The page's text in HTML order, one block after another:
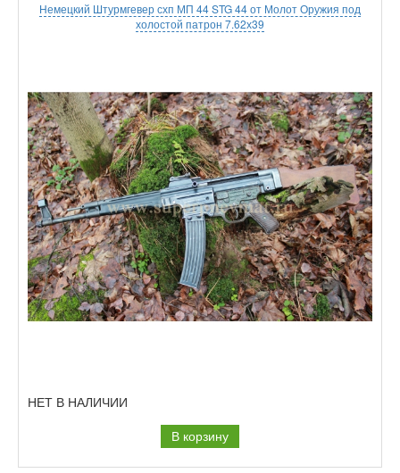
Немецкий Штурмгевер схп МП 44 STG 44 от Молот Оружия под
холостой патрон 7.62х39
НЕТ В НАЛИЧИИ
В корзину